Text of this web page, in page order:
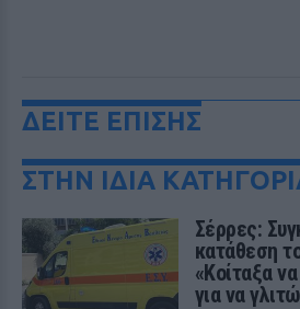
ΔΕΙΤΕ ΕΠΙΣΗΣ
ΣΤΗΝ ΙΔΙΑ
Σέρρες:
κατάθεση
«Κοίταξα
για να